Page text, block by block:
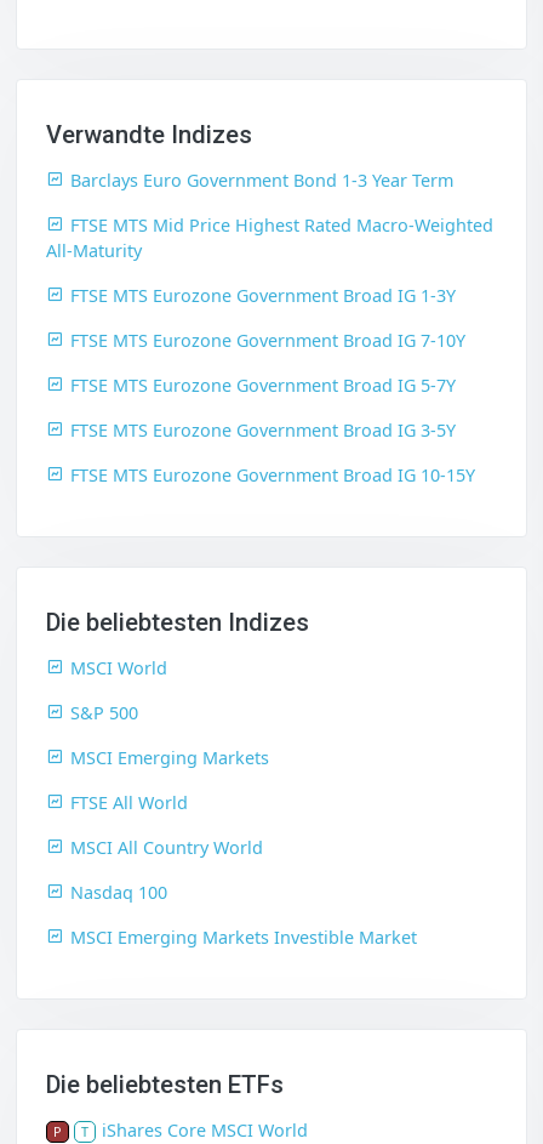
Verwandte Indizes
Barclays Euro Government Bond 1-3 Year Term
FTSE MTS Mid Price Highest Rated Macro-Weighted
All-Maturity
FTSE MTS Eurozone Government Broad IG 1-3Y
FTSE MTS Eurozone Government Broad IG 7-10Y
FTSE MTS Eurozone Government Broad IG 5-7Y
FTSE MTS Eurozone Government Broad IG 3-5Y
FTSE MTS Eurozone Government Broad IG 10-15Y
Die beliebtesten Indizes
MSCI World
S&P 500
MSCI Emerging Markets
FTSE All World
MSCI All Country World
Nasdaq 100
MSCI Emerging Markets Investible Market
Die beliebtesten ETFs
P T iShares Core MSCI World